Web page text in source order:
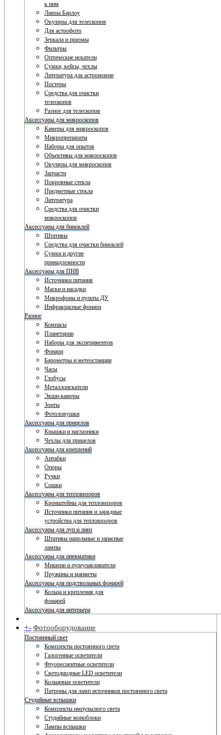
к ним
Линзы Барлоу
Окуляры для телескопов
Для астрофото
Зеркала и призмы
Фильтры
Оптические искатели
Сумки, кейсы, чехлы
Литература для астрономии
Постеры
Средства для очистки
телескопов
Разное для телескопов
Аксессуары для микроскопов
Камеры для микроскопов
Микропрепараты
Наборы для опытов
Объективы для микроскопов
Окуляры для микроскопов
Запчасти
Покровные стекла
Предметные стекла
Литература
Средства для очистки
микроскопов
Аксессуары для биноклей
Штативы
Средства для очистки биноклей
Сумки и другие
принадлежности
Аксессуары для ПНВ
Источники питания
Маски и насадки
Микрофоны и пульты ДУ
Инфракрасные фонари
Разное
Компасы
Планетарии
Наборы для экспериментов
Фонари
Барометры и метеостанции
Часы
Глобусы
Металлоискатели
Экшн-камеры
Зонты
Фотоловушки
Аксессуары для прицелов
Крышки и наглазники
Чехлы для прицелов
Аксессуары для креплений
Антабки
Опоры
Ручки
Сошки
Аксессуары для тепловизоров
Кронштейны для тепловизоров
Источники питания и зарядные
устройства для тепловизоров
Аксессуары для луп и линз
Штативы напольные и запасные
лампы
Аксессуары для пневматики
Мишени и пулеулавливатели
Пружины и манжеты
Аксессуары для подствольных фонарей
Кольца и крепления для
фонарей
Аксессуары для интерьера
+- Фотооборудование
Постоянный свет
Комплекты постоянного света
Галогенные осветители
Флуоресцентные осветители
Светодиодные LED осветители
Кольцевые осветители
Патроны для ламп источников постоянного света
Студийные вспышки
Комплекты импульсного света
Студийные моноблоки
Лампы вспышки